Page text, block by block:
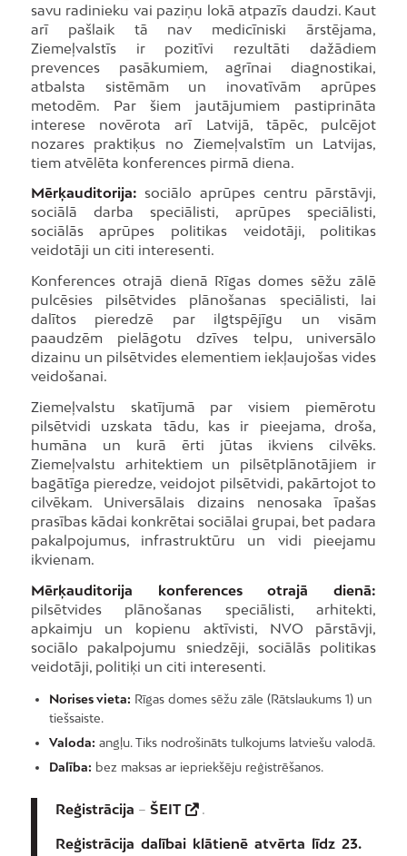
savu radinieku vai paziņu lokā atpazīs daudzi. Kaut
arī pašlaik tā nav medicīniski ārstējama,
Ziemeļvalstīs ir pozitīvi rezultāti dažādiem
prevences pasākumiem, agrīnai diagnostikai,
atbalsta sistēmām un inovatīvām aprūpes
metodēm. Par šiem jautājumiem pastiprināta
interese novērota arī Latvijā, tāpēc, pulcējot
nozares praktiķus no Ziemeļvalstīm un Latvijas,
tiem atvēlēta konferences pirmā diena.
Mērķauditorija: sociālo aprūpes centru pārstāvji,
sociālā darba speciālisti, aprūpes speciālisti,
sociālās aprūpes politikas veidotāji, politikas
veidotāji un citi interesenti.
Konferences otrajā dienā Rīgas domes sēžu zālē
pulcēsies pilsētvides plānošanas speciālisti, lai
dalītos pieredzē par ilgtspējīgu un visām
paaudzēm pielāgotu dzīves telpu, universālo
dizainu un pilsētvides elementiem iekļaujošas vides
veidošanai.
Ziemeļvalstu skatījumā par visiem piemērotu
pilsētvidi uzskata tādu, kas ir pieejama, droša,
humāna un kurā ērti jūtas ikviens cilvēks.
Ziemeļvalstu arhitektiem un pilsētplānotājiem ir
bagātīga pieredze, veidojot pilsētvidi, pakārtojot to
cilvēkam. Universālais dizains nenosaka īpašas
prasības kādai konkrētai sociālai grupai, bet padara
pakalpojumus, infrastruktūru un vidi pieejamu
ikvienam.
Mērķauditorija konferences otrajā dienā:
pilsētvides plānošanas speciālisti, arhitekti,
apkaimju un kopienu aktīvisti, NVO pārstāvji,
sociālo pakalpojumu sniedzēji, sociālās politikas
veidotāji, politiķi un citi interesenti.
Norises vieta: Rīgas domes sēžu zāle (Rātslaukums 1) un
tiešsaiste.
Valoda: angļu. Tiks nodrošināts tulkojums latviešu valodā.
Dalība: bez maksas ar iepriekšēju reģistrēšanos.
Reģistrācija – ŠEIT .
Reģistrācija dalībai klātienē atvērta līdz 23.